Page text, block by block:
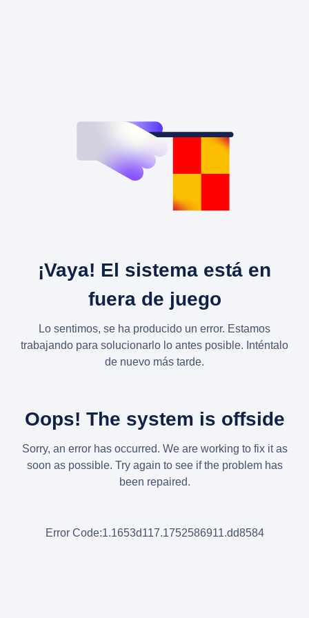
¡Vaya! El sistema está en
fuera de juego
Lo sentimos, se ha producido un error. Estamos
trabajando para solucionarlo lo antes posible. Inténtalo
de nuevo más tarde.
Oops! The system is offside
Sorry, an error has occurred. We are working to fix it as
soon as possible. Try again to see if the problem has
been repaired.
Error Code:1.1653d117.1752586911.dd8584